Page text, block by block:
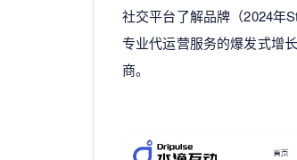
社交平台了解品牌（2024年
专业代运营服务的爆发式增
商。